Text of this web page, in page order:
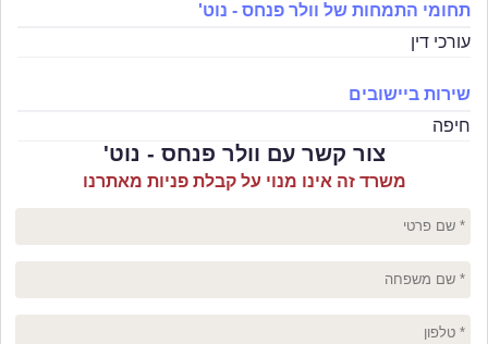
תחומי התמחות של וולר פנחס - נוט'
עורכי דין
שירות ביישובים
חיפה
צור קשר עם וולר פנחס - נוט'
משרד זה אינו מנוי על קבלת פניות מאתרנו